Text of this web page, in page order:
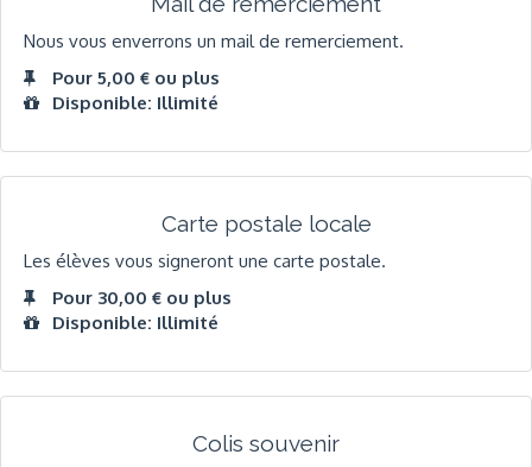
Nous vous enverrons un mail de remerciement.
Pour 5,00 € ou plus
Disponible: Illimité
Carte postale locale
Les élèves vous signeront une carte postale.
Pour 30,00 € ou plus
Disponible: Illimité
Colis souvenir